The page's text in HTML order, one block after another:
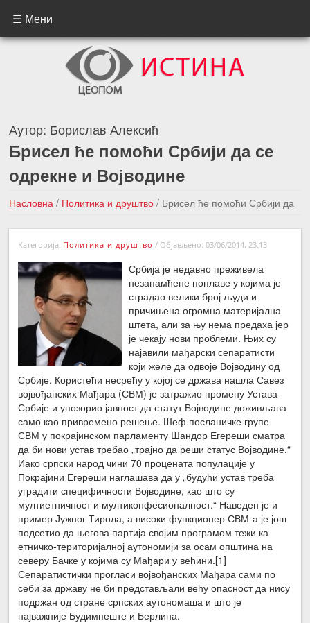
☰ Мени
Аутор: Борислав Алексић
Брисел ће помоћи Србији да се
одрекне и Војводине
Насловна / Политика и друштво / Брисел ће помоћи Србији да
се одрекне и Војводине
←Претходна вест
Следећа вест →
Категорија: Политика и друштво / Објављено: 03/06/2014, 23:13
Србија је недавно преживела
незапамћене поплаве у којима је
страдао велики број људи и
причињена огромна материјална
штета, али за њу нема предаха јер
је чекају нови проблеми. Њих су
најавили мађарски сепаратисти
који желе да одвоје Војводину од
Србије. Користећи несрећу у којој се држава нашла Савез
војвођанских Мађара (СВМ) је затражио промену Устава
Србије и упозорио јавност да статут Војводине доживљава
само као привремено решење. Шеф посланичке групе
СВМ у покрајинском парламенту Шандор Егереши сматра
да би нови устав требао „трајно да реши статус Војводине.“
Иако српски народ чини 70 процената популације у
Покрајини Егереши наглашава да у „будући устав треба
уградити специфичности Војводине, као што су
мултиетничност и мултиконфесионалност.“ Наведен је и
пример Јужног Тирола, а високи функционер СВМ-а је још
подсетио да његова партија својим програмом тежи ка
етничко-територијалној аутономији за осам општина на
северу Бачке у којима су Мађари у већини.[1]
Сепаратистички прогласи војвођанских Мађара сами по
себи за државу не би представљали већу опасност да нису
подржан од стране српских аутономаша и што је
најважније Будимпеште и Берлина.